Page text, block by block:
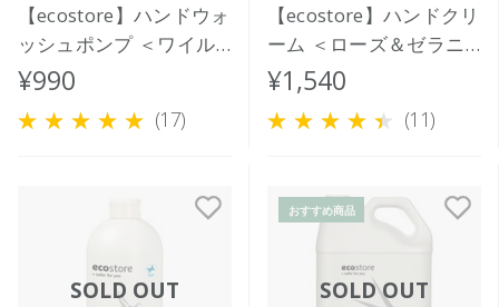
【ecostore】ハンドウォ
ッシュポンプ ＜ワイル
ドローズ＆シダー＞
¥990
(17)
【ecostore】ハンドクリ
ーム ＜ローズ＆ゼラニ
ウム＞
¥1,540
(11)
SOLD OUT SOLD OUT
おすすめ商品